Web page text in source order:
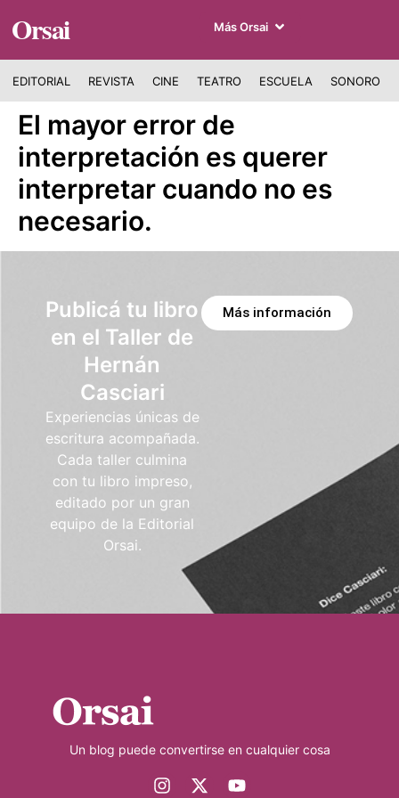
Orsai Más Orsai
EDITORIAL REVISTA CINE TEATRO ESCUELA SONORO
El mayor error de
interpretación es querer
interpretar cuando no es
necesario.
Publicá tu libro
en el Taller de
Hernán
Casciari
Experiencias únicas de
escritura acompañada.
Cada taller culmina
con tu libro impreso,
editado por un gran
equipo de la Editorial
Orsai.
Más información
Un blog puede convertirse en cualquier cosa